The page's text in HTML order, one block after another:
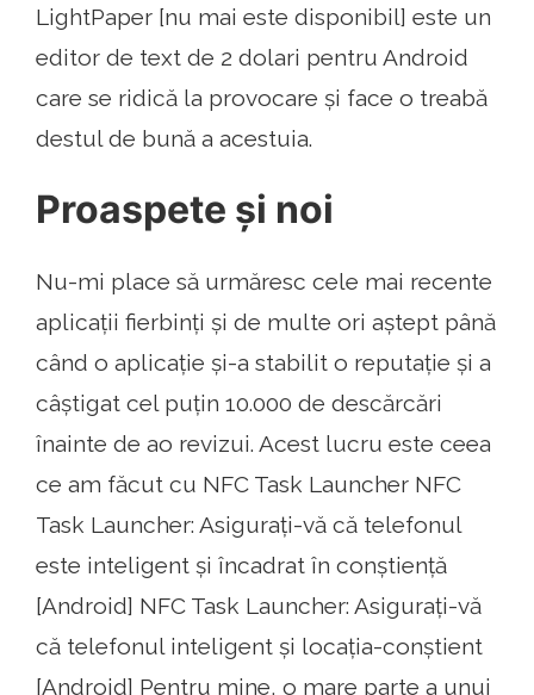
LightPaper [nu mai este disponibil] este un
editor de text de 2 dolari pentru Android
care se ridică la provocare și face o treabă
destul de bună a acestuia.
Proaspete și noi
Nu-mi place să urmăresc cele mai recente
aplicații fierbinți și de multe ori aștept până
când o aplicație și-a stabilit o reputație și a
câștigat cel puțin 10.000 de descărcări
înainte de ao revizui. Acest lucru este ceea
ce am făcut cu NFC Task Launcher NFC
Task Launcher: Asigurați-vă că telefonul
este inteligent și încadrat în conștiență
[Android] NFC Task Launcher: Asigurați-vă
că telefonul inteligent și locația-conștient
[Android] Pentru mine, o mare parte a unui